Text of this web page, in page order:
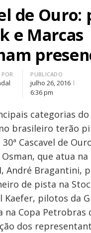
de Ouro:
e Marcas
PUBLICADO
julho 26, 2016
6:36 pm
categorias do
brasileiro terão
Cascavel de
que atua na
André Bragantini,
de pista na
Kaefer, pilotos da
na Copa Petrobras
dos